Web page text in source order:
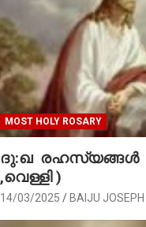
MOST HOLY ROSARY
ദു:ഖ
,വെള്ളി )
14/03/2025 BAIJU JOSEPH